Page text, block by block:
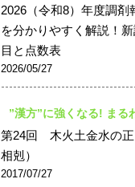
2026（令和8）年度調剤
を分かりやすく解説！
目と点数表
2026/05/27
”漢方”に強くなる! まる
第24回 木火土金水の正
相剋）
2017/07/27